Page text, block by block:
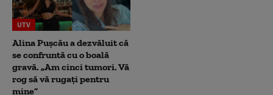
UTV
Alina Pușcău a dezvăluit că
se confruntă cu o boală
gravă. „Am cinci tumori. Vă
rog să vă rugați pentru
mine”